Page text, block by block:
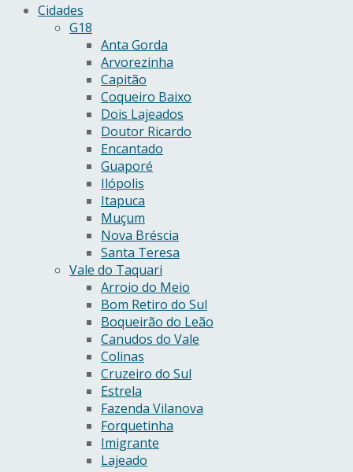
Cidades
G18
Anta Gorda
Arvorezinha
Capitão
Coqueiro Baixo
Dois Lajeados
Doutor Ricardo
Encantado
Guaporé
Ilópolis
Itapuca
Muçum
Nova Bréscia
Santa Teresa
Vale do Taquari
Arroio do Meio
Bom Retiro do Sul
Boqueirão do Leão
Canudos do Vale
Colinas
Cruzeiro do Sul
Estrela
Fazenda Vilanova
Forquetinha
Imigrante
Lajeado